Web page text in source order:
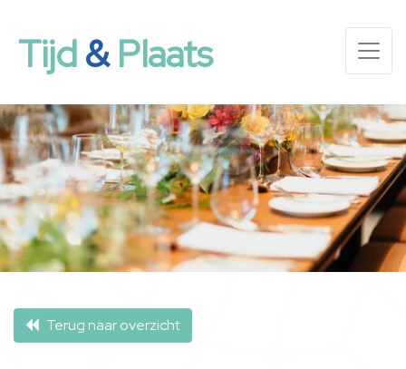
Tijd&Plaats
Terug naar overzicht